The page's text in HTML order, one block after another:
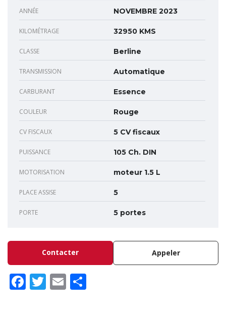
ANNÉE NOVEMBRE 2023
KILOMÉTRAGE 32950 KMS
CLASSE Berline
TRANSMISSION Automatique
CARBURANT Essence
COULEUR Rouge
CV FISCAUX 5 CV fiscaux
PUISSANCE 105 Ch. DIN
MOTORISATION moteur 1.5 L
PLACE ASSISE 5
PORTE 5 portes
Contacter Appeler
Facebook
Twitter
Email